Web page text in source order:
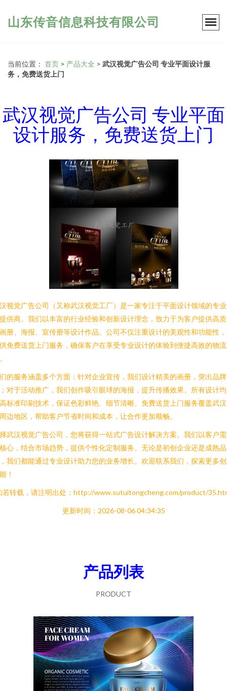
山东传音信息科技有限公司
当前位置： 首页 > 产品大全 > 武汉视觉广告公司 专业平面设计服
务，免费送货上门
武汉视觉广告公司 专业平面
设计服务，免费送货上门
视觉广告公司（又称武汉视觉工厂）是一家专注于平面设计领域的专
供商。我们以丰富的行业经验和创新设计理念，致力于为客户提供高
册、海报、宣传册等设计作品。公司不仅注重设计的美观性和功能性
免费送货上门服务，确保客户在享受专业设计的体验到便捷高效的物
的服务涵盖多个方面：针对企业宣传，我们设计精美的画册，突出品
对于活动推广，我们创作吸引眼球的海报，提升传播效果。所有设计
标准印刷技术，保证色彩鲜艳、细节清晰。免费送货上门服务覆盖武
边地区，帮助客户节省时间和成本，让合作更加顺畅。
武汉视觉广告公司，您将获得一站式广告设计解决方案。我们以客户
心，结合市场趋势，提供个性化定制服务。无论是初创企业还是成熟品
我们都能通过专业设计助力您的业务增长。欢迎联系我们，探索更多
！
若转载，请注明出处：http://www.sutuitongcheng.com/product/
更新时间：2026-08-06 04:34:35
产品列表
PRODUCT